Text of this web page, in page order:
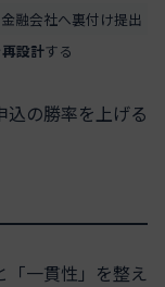
融会社へ裏付け提出
設計する
の勝率を上げる
一貫性」を整え